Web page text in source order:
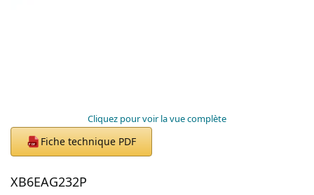
Cliquez pour voir la vue complète
PDF Fiche technique PDF
XB6EAG232P